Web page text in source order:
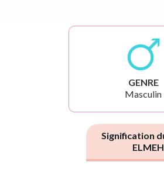
GENRE
Masculin
Signification